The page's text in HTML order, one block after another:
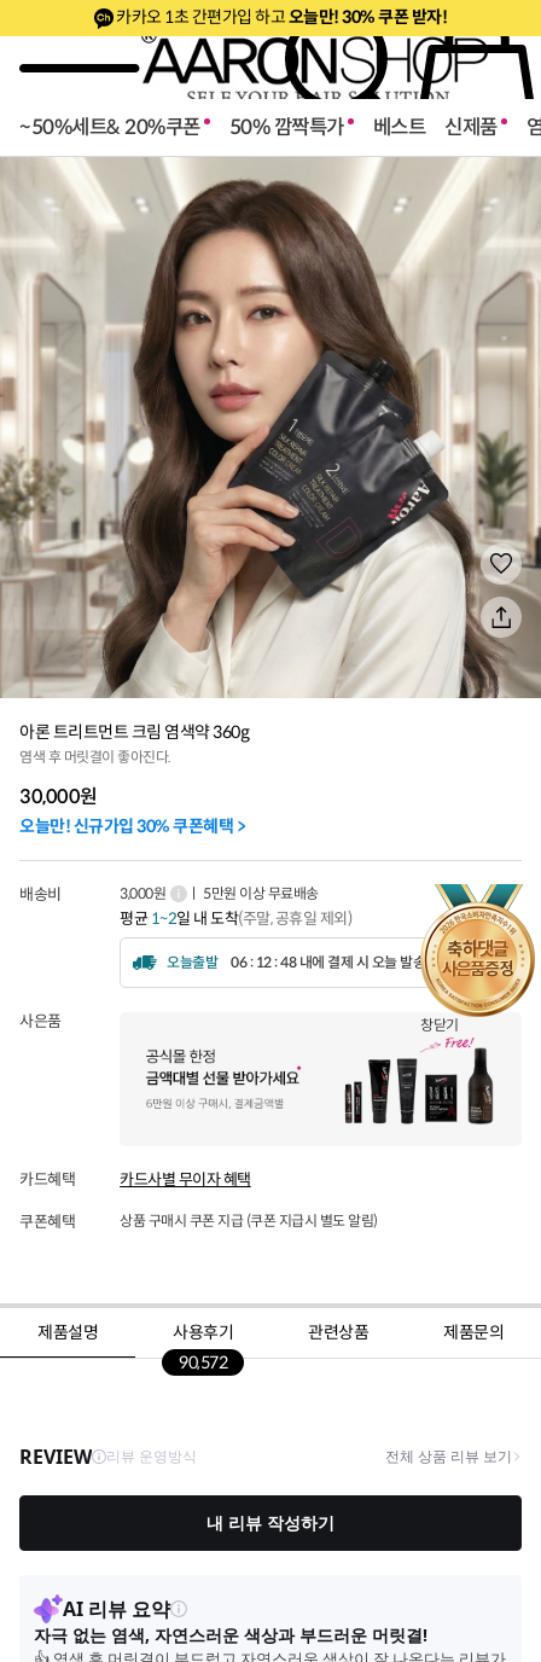
카카오 1초 간편가입 하고오늘만! 30% 쿠폰 받자!
~50%세트& 20%쿠폰 50% 깜짝특가 베스트 신제품
셔널
창닫기
아론 트리트먼트 크림 염색약 360g
염색 후 머릿결이 좋아진다.
30,000원
오늘만! 신규가입 30% 쿠폰혜택 >
배송비 3,000원 ㅣ 5만원 이상 무료배송
평균1~2일 내 도착(주말, 공휴일 제외)
오늘출발 06 : 12 : 46 내에 결제 시 오늘 발송됩니다.
사은품
카드혜택 카드사별 무이자 혜택
쿠폰혜택 상품 구매시 쿠폰 지급 (쿠폰 지급시 별도 알림)
제품설명
사용후기
90,572
관련상품 제품문의